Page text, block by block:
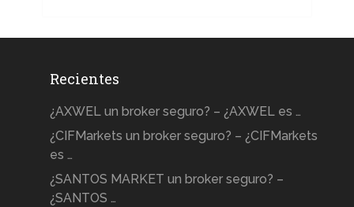
Recientes
¿AXWEL un broker seguro? – ¿AXWEL es …
¿CIFMarkets un broker seguro? – ¿CIFMarkets
es …
¿SANTOS MARKET un broker seguro? –
¿SANTOS …